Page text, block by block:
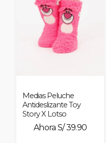
Medias Peluche
Antideslizante Toy
Story X Lotso
S/ 39.90